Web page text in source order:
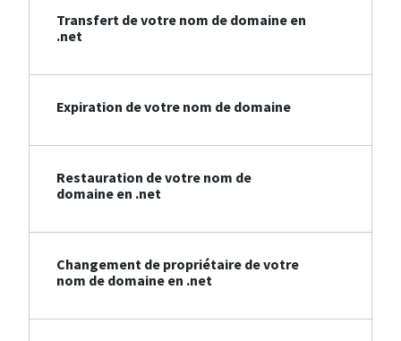
Transfert de votre nom de domaine en
.net
Expiration de votre nom de domaine
Restauration de votre nom de
domaine en .net
Changement de propriétaire de votre
nom de domaine en .net